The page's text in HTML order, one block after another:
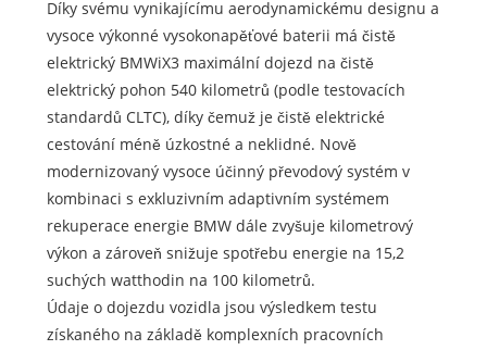
Díky svému vynikajícímu aerodynamickému designu a
vysoce výkonné vysokonapěťové baterii má čistě
elektrický BMWiX3 maximální dojezd na čistě
elektrický pohon 540 kilometrů (podle testovacích
standardů CLTC), díky čemuž je čistě elektrické
cestování méně úzkostné a neklidné. Nově
modernizovaný vysoce účinný převodový systém v
kombinaci s exkluzivním adaptivním systémem
rekuperace energie BMW dále zvyšuje kilometrový
výkon a zároveň snižuje spotřebu energie na 15,2
suchých watthodin na 100 kilometrů.
Údaje o dojezdu vozidla jsou výsledkem testu
získaného na základě komplexních pracovních